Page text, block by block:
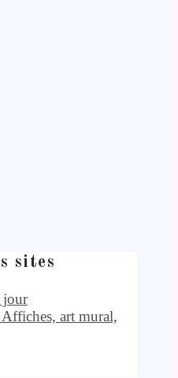
sites
jour
art mural,